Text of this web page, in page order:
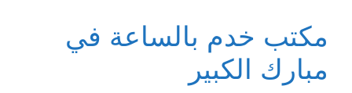
مكتب خدم بالساعة في
مبارك الكبير